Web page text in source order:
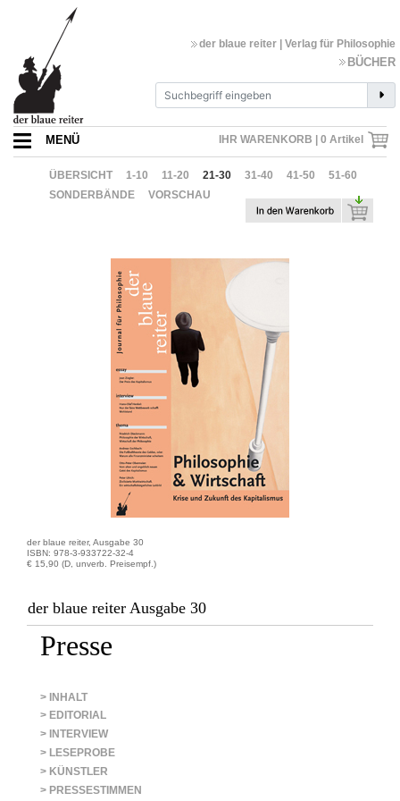
IHR WARENKORB | 0 Artikel
der blaue reiter | Verlag für Philosophie
BÜCHER
MENÜ
ÜBERSICHT 1-10 11-20 21-30 31-40 41-50
51-60
SONDERBÄNDE
VORSCHAU
der blaue reiter, Ausgabe 30
ISBN: 978-3-933722-32-4
€ 15,90 (D, unverb. Preisempf.)
der blaue reiter Ausgabe 30
Presse
> INHALT
> EDITORIAL
> INTERVIEW
> LESEPROBE
> KÜNSTLER
> PRESSESTIMMEN